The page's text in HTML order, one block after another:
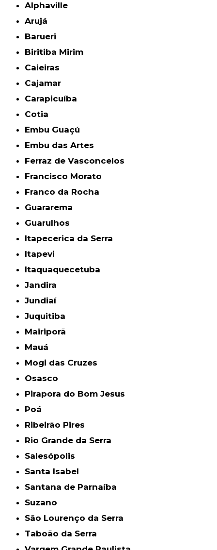
Alphaville
Arujá
Barueri
Biritiba Mirim
Caieiras
Cajamar
Carapicuíba
Cotia
Embu Guaçú
Embu das Artes
Ferraz de Vasconcelos
Francisco Morato
Franco da Rocha
Guararema
Guarulhos
Itapecerica da Serra
Itapevi
Itaquaquecetuba
Jandira
Jundiaí
Juquitiba
Mairiporã
Mauá
Mogi das Cruzes
Osasco
Pirapora do Bom Jesus
Poá
Ribeirão Pires
Rio Grande da Serra
Salesópolis
Santa Isabel
Santana de Parnaíba
Suzano
São Lourenço da Serra
Taboão da Serra